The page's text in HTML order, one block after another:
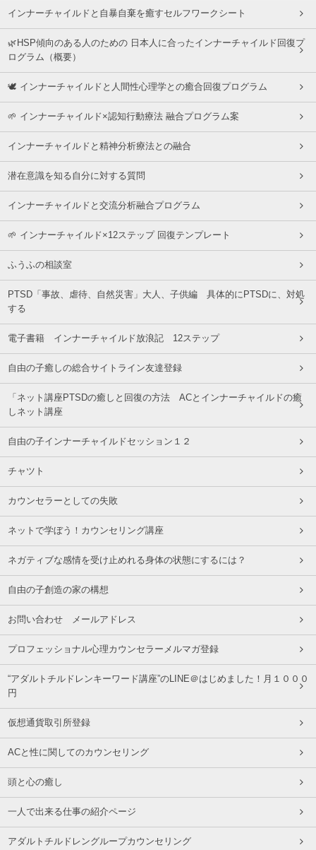
インナーチャイルドと自暴自棄を癒すセルフワークシート
🌿HSP傾向のある人のための 日本人に合ったインナーチャイルド回復プ
ログラム（概要）
🕊 インナーチャイルドと人間性心理学との癒合回復プログラム
🌱 インナーチャイルド×認知行動療法 融合プログラム案
インナーチャイルドと精神分析療法との融合
潜在意識を知る自分に対する質問
インナーチャイルドと交流分析融合プログラム
🌱 インナーチャイルド×12ステップ 回復テンプレート
ふうふの相談室
PTSD「事故、虐待、自然災害」大人、子供編 具体的にPTSDに、対処
する
電子書籍 インナーチャイルド放浪記 12ステップ
自由の子癒しの総合サイトライン友達登録
「ネット講座PTSDの癒しと回復の方法 ACとインナーチャイルドの癒
しネット講座
自由の子インナーチャイルドセッション１２
チャツト
カウンセラーとしての失敗
ネットで学ぼう！カウンセリング講座
ネガティブな感情を受け止めれる身体の状態にするには？
自由の子創造の家の構想
お問い合わせ メールアドレス
プロフェッショナル心理カウンセラーメルマガ登録
“アダルトチルドレンキーワード講座”のLINE＠はじめました！月１０００
円
仮想通貨取引所登録
ACと性に関してのカウンセリング
頭と心の癒し
一人で出来る仕事の紹介ページ
アダルトチルドレングループカウンセリング